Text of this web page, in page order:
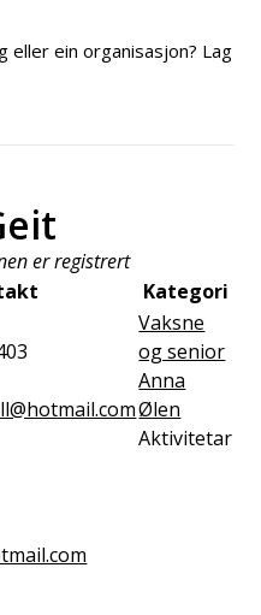
eller ein organisasjon? Lag
er registrert
Kategori
Vaksne
og senior
Anna
Ølen
Aktivitetar